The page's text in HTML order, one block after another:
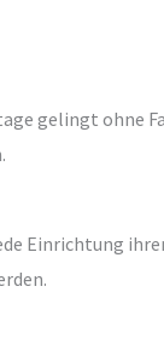
gelingt ohne
Einrichtung